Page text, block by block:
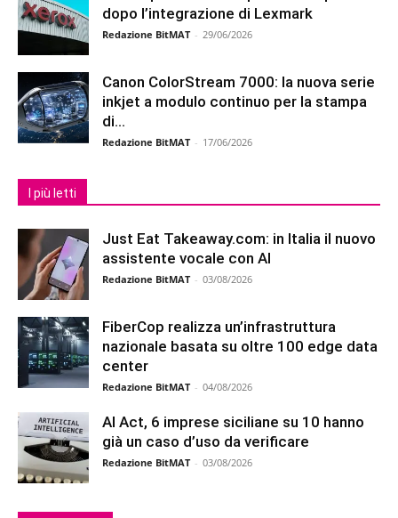
dopo l’integrazione di Lexmark
Redazione BitMAT - 29/06/2026
Canon ColorStream 7000: la nuova serie
inkjet a modulo continuo per la stampa
di...
Redazione BitMAT - 17/06/2026
I più letti
Just Eat Takeaway.com: in Italia il nuovo
assistente vocale con AI
Redazione BitMAT - 03/08/2026
FiberCop realizza un’infrastruttura
nazionale basata su oltre 100 edge data
center
Redazione BitMAT - 04/08/2026
AI Act, 6 imprese siciliane su 10 hanno
già un caso d’uso da verificare
Redazione BitMAT - 03/08/2026